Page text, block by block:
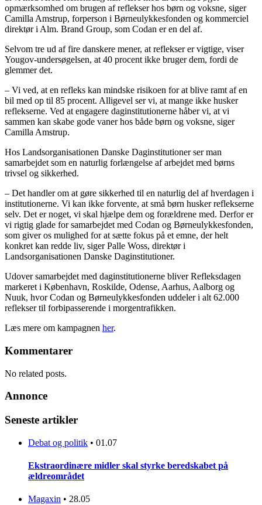
opmærksomhed om brugen af reflekser hos børn og voksne, siger
Camilla Amstrup, forperson i Børneulykkesfonden og kommerciel
direktør i Alm. Brand Group, som Codan er en del af.
Selvom tre ud af fire danskere mener, at reflekser er vigtige, viser
Yougov-undersøgelsen, at 40 procent ikke bruger dem, fordi de
glemmer det.
– Vi ved, at en refleks kan mindske risikoen for at blive ramt af en
bil med op til 85 procent. Alligevel ser vi, at mange ikke husker
reflekserne. Ved at engagere daginstitutionerne håber vi, at vi
sammen kan skabe gode vaner hos både børn og voksne, siger
Camilla Amstrup.
Hos Landsorganisationen Danske Daginstitutioner ser man
samarbejdet som en naturlig forlængelse af arbejdet med børns
trivsel og sikkerhed.
– Det handler om at gøre sikkerhed til en naturlig del af hverdagen i
institutionerne. Vi kan ikke forvente, at små børn husker reflekserne
selv. Det er noget, vi skal hjælpe dem og forældrene med. Derfor er
vi rigtig glade for samarbejdet med Codan og Børneulykkesfonden,
som giver os mulighed for at sætte fokus på et emne, der helt
konkret kan redde liv, siger Palle Woss, direktør i
Landsorganisationen Danske Daginstitutioner.
Udover samarbejdet med daginstitutionerne bliver Refleksdagen
markeret i København, Roskilde, Odense, Aarhus, Aalborg og
Nuuk, hvor Codan og Børneulykkesfonden uddeler i alt 62.000
reflekser til forbipasserende i morgentrafikken.
Læs mere om kampagnen her.
Kommentarer
No related posts.
Annonce
Seneste artikler
Debat og politik • 01.07
Ekstraordinære midler skal styrke beredskabet på
ældreområdet
Magaxin • 28.05